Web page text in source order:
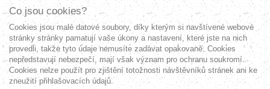
Co jsou cookies?
Cookies jsou malé datové soubory, díky kterým si navštívené webové
stránky stránky pamatují vaše úkony a nastavení, které jste na nich
provedli, takže tyto údaje nemusíte zadávat opakovaně. Cookies
nepředstavují nebezpečí, mají však význam pro ochranu soukromí.
Cookies nelze použít pro zjištění totožnosti návštěvníků stránek ani ke
zneužití přihlašovacích údajů.